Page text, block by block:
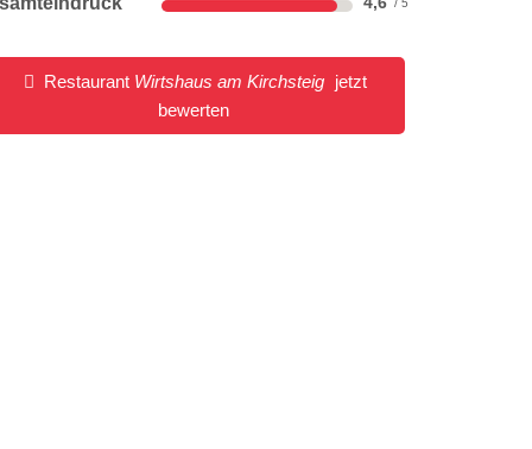
Restaurant Wirtshaus am Kirchsteig jetzt
bewerten